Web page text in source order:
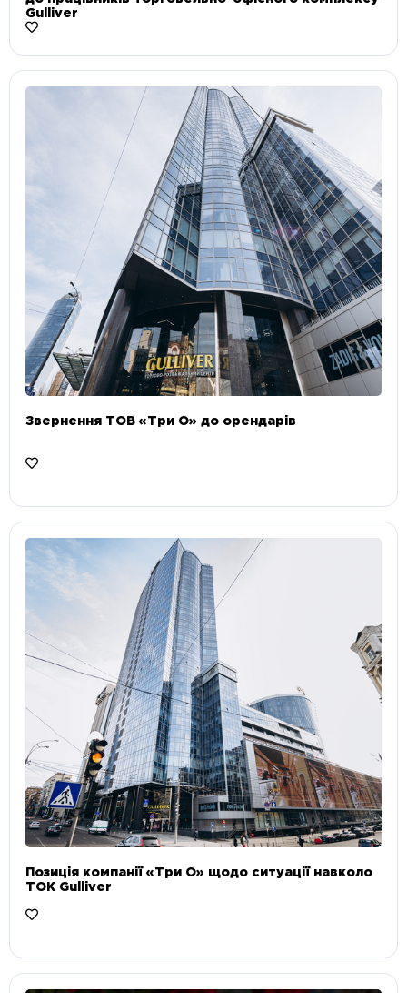
Gulliver
Звернення ТОВ «Три О» до орендарів
Позиція компанії «Три О» щодо ситуації навколо
ТОК Gulliver